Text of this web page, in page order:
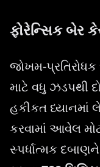
ફોરેન્સિક બેર
જોખમ-પ્રતિરોધક
માટે વધુ ઝડપથી
હકીકત ધ્યાનમાં
કરવામાં આવેલ
સ્પર્ધાત્મક